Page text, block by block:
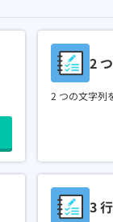
2
2 つの文字列
3